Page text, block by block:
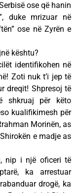
ose që hanin
duke mrizuar në
ose në Zyrën e
kështu?
identifikohen në
Zoti nuk t’i jep të
dreqit! Shpresoj të
shkruaj për këto
kualifikimesh për
Morinën, as
e madje as
nip i një oficeri të
ka arrestuar
drogë, ka